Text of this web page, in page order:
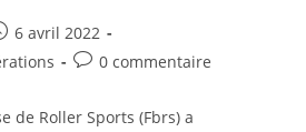
6 avril 2022
0 commentaire
de Roller Sports (Fbrs) a